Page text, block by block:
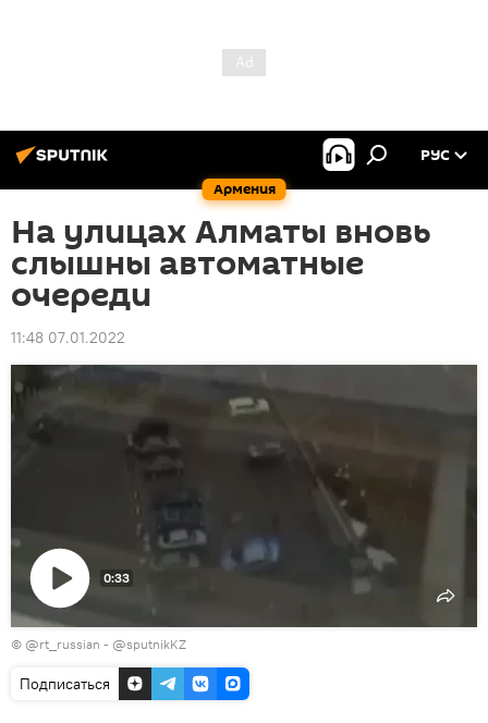
Армения
РУС
На улицах Алматы вновь
слышны автоматные
очереди
11:48 07.01.2022
Воспроизвести
видео
0:33
© @rt_russian - @sputnikKZ
Подписаться